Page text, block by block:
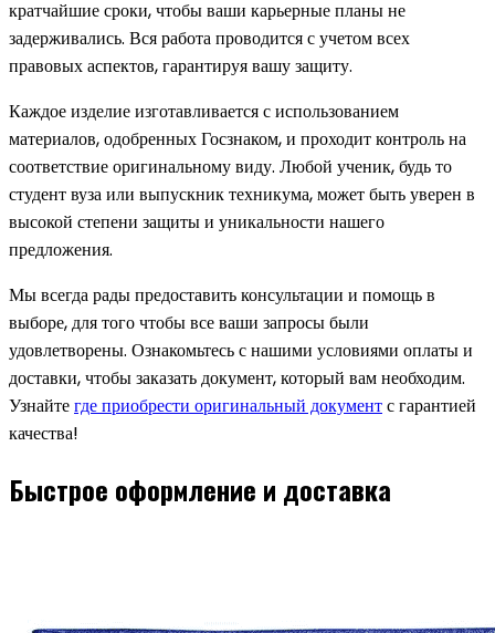
кратчайшие сроки, чтобы ваши карьерные планы не
задерживались. Вся работа проводится с учетом всех
правовых аспектов, гарантируя вашу защиту.
Каждое изделие изготавливается с использованием
материалов, одобренных Госзнаком, и проходит контроль на
соответствие оригинальному виду. Любой ученик, будь то
студент вуза или выпускник техникума, может быть уверен в
высокой степени защиты и уникальности нашего
предложения.
Мы всегда рады предоставить консультации и помощь в
выборе, для того чтобы все ваши запросы были
удовлетворены. Ознакомьтесь с нашими условиями оплаты и
доставки, чтобы заказать документ, который вам необходим.
Узнайтегде приобрести оригинальный документс гарантией
качества!
Быстрое оформление и доставка